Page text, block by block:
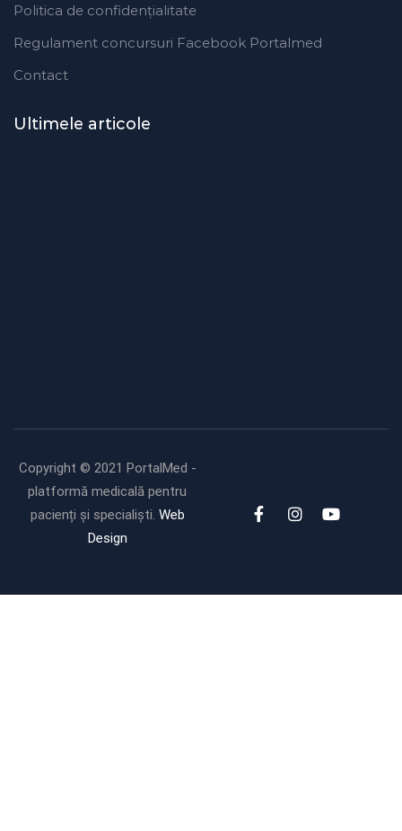
Politica de confidențialitate
Regulament concursuri Facebook Portalmed
Contact
Ultimele articole
Copyright © 2021 PortalMed -
platformă medicală pentru
pacienți și specialiști. Web
Design